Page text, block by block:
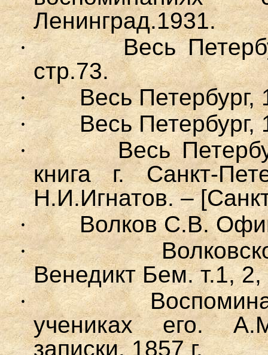
Ленинград.1931.
·
Весь
стр.73.
·
Весь Петербург,
·
Весь Петербург,
·
Весь
книга г. Санкт-
Н.И.Игнатов. –
·
Волков С.В.
·
Венедикт Бем. т.1,
·
учениках его.
записки. 1857 г.